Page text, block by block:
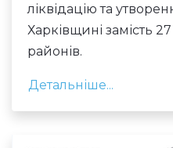
ліквідацію та
Харківщині замість
районів.
Детальніше...